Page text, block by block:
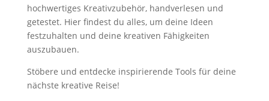
hochwertiges Kreativzubehör, handverlesen und
getestet. Hier findest du alles, um deine Ideen
festzuhalten und deine kreativen Fähigkeiten
auszubauen.
Stöbere und entdecke inspirierende Tools für deine
nächste kreative Reise!